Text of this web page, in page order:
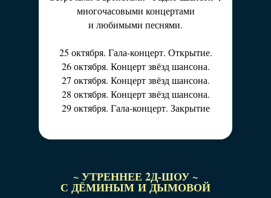
многочасовыми концертами
и любимыми песнями.
25 октября. Гала-концерт. Открытие.
26 октября. Концерт звёзд шансона.
27 октября. Концерт звёзд шансона.
28 октября. Концерт звёзд шансона.
29 октября. Гала-концерт. Закрытие
~ УТРЕННЕЕ 2Д-ШОУ ~
С ДЁМИНЫМ И ДЫМОВОЙ